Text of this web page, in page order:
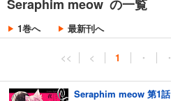
Seraphim meow の一覧
1巻へ 最新刊へ
<< < 1 ・ ・
Seraphim meow 第1話